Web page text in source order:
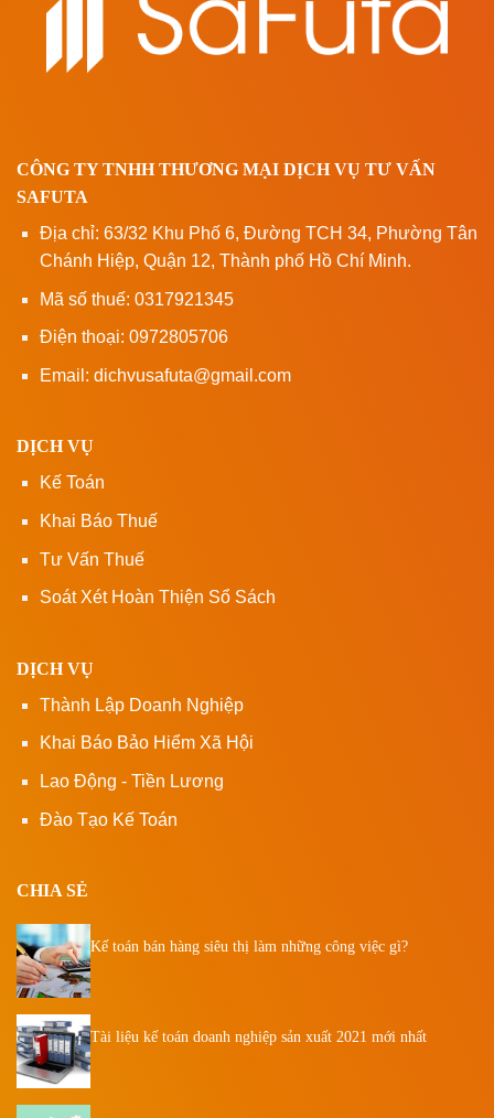
CÔNG TY TNHH THƯƠNG MẠI DỊCH VỤ TƯ VẤN
SAFUTA
Địa chỉ: 63/32 Khu Phố 6, Đường TCH 34, Phường Tân
Chánh Hiệp, Quận 12, Thành phố Hồ Chí Minh.
Mã số thuế: 0317921345
Điện thoại: 0972805706
Email: dichvusafuta@gmail.com
DỊCH VỤ
Kế Toán
Khai Báo Thuế
Tư Vấn Thuế
Soát Xét Hoàn Thiện Sổ Sách
DỊCH VỤ
Thành Lập Doanh Nghiệp
Khai Báo Bảo Hiểm Xã Hội
Lao Động - Tiền Lương
Đào Tạo Kế Toán
CHIA SẺ
Kế toán bán hàng siêu thị làm những công việc gì?
Tài liệu kế toán doanh nghiệp sản xuất 2021 mới nhất